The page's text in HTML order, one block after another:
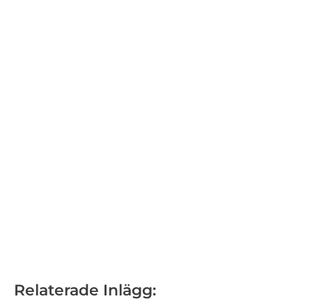
Relaterade Inlägg: